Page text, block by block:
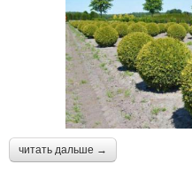
читать дальше →